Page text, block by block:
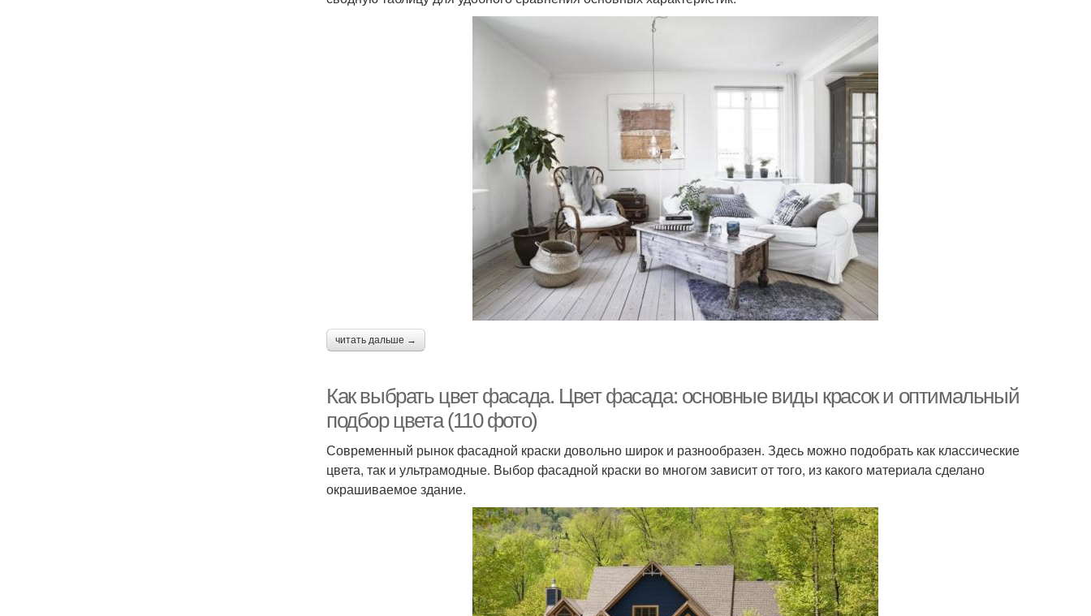
читать дальше →
Как выбрать цвет фасада. Цвет фасада: основные виды красок и оптимальный
подбор цвета (110 фото)
Современный рынок фасадной краски довольно широк и разнообразен. Здесь можно подобрать как классические
цвета, так и ультрамодные. Выбор фасадной краски во многом зависит от того, из какого материала сделано
окрашиваемое здание.